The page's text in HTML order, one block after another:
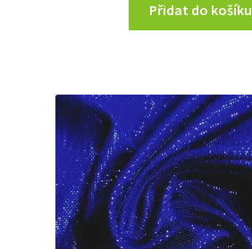
Přidat do košíku